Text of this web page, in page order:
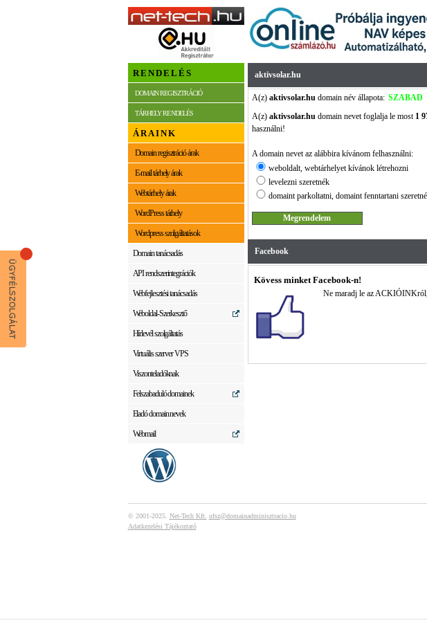
RENDELÉS
DOMAIN REGISZTRÁCIÓ
TÁRHELY RENDELÉS
ÁRAINK
Domain regisztráció árak
E-mail tárhely árak
Webtárhely árak
WordPress tárhely
Wordpress szolgáltatások
Domain tanácsadás
API rendszerintegrációk
Webfejlesztési tanácsadás
Weboldal-Szerkesztő
Hírlevél szolgáltatás
Virtuális szerver VPS
Viszonteladóknak
Felszabaduló domainek
Eladó domain nevek
Webmail
aktivsolar.hu
A(z) aktivsolar.hudomain név állapota: SZABAD
A(z) aktivsolar.hudomain nevet foglalja le most 1
használni!
A domain nevet az alábbira kívánom felhasználni:
weboldalt, webtárhelyet kívánok létrehozni
levelezni szeretnék
domaint parkoltatni, domaint fenntartani
Facebook
Kövess minket Facebook-n!
Ne maradj le az
© 2001-2025. Net-Tech Kft. ufsz@domainadminisztracio.hu
Adatkezelési Tájékoztató